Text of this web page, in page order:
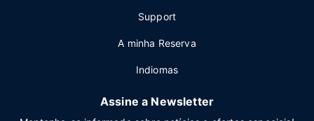
Support
A minha Reserva
Indiomas
Assine a Newsletter